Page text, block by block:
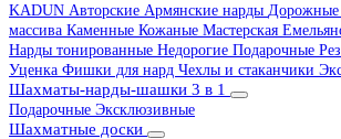
KADUN Авторские Армянские нарды Дорожные
массива Каменные Кожаные Мастерская
Нарды тонированные Недорогие Подарочные
Уценка Фишки для нард Чехлы и стаканчики
Шахматы-нарды-шашки 3 в 1
Подарочные Эксклюзивные
Шахматные доски